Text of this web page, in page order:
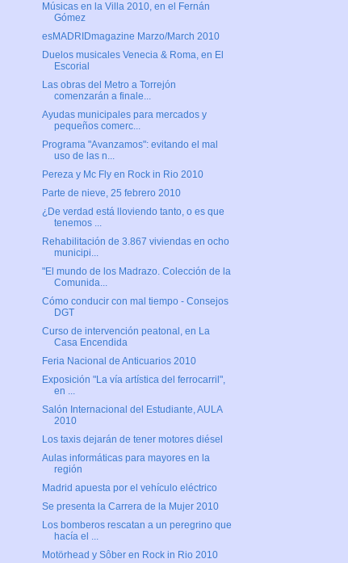
Músicas en la Villa 2010, en el Fernán
Gómez
esMADRIDmagazine Marzo/March 2010
Duelos musicales Venecia & Roma, en El
Escorial
Las obras del Metro a Torrejón
comenzarán a finale...
Ayudas municipales para mercados y
pequeños comerc...
Programa "Avanzamos": evitando el mal
uso de las n...
Pereza y Mc Fly en Rock in Rio 2010
Parte de nieve, 25 febrero 2010
¿De verdad está lloviendo tanto, o es que
tenemos ...
Rehabilitación de 3.867 viviendas en ocho
municipi...
"El mundo de los Madrazo. Colección de la
Comunida...
Cómo conducir con mal tiempo - Consejos
DGT
Curso de intervención peatonal, en La
Casa Encendida
Feria Nacional de Anticuarios 2010
Exposición "La vía artística del ferrocarril",
en ...
Salón Internacional del Estudiante, AULA
2010
Los taxis dejarán de tener motores diésel
Aulas informáticas para mayores en la
región
Madrid apuesta por el vehículo eléctrico
Se presenta la Carrera de la Mujer 2010
Los bomberos rescatan a un peregrino que
hacía el ...
Motörhead y Sôber en Rock in Rio 2010